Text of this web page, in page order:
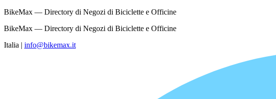
BikeMax — Directory di Negozi di Biciclette e Officine
BikeMax — Directory di Negozi di Biciclette e Officine
Italia | info@bikemax.it